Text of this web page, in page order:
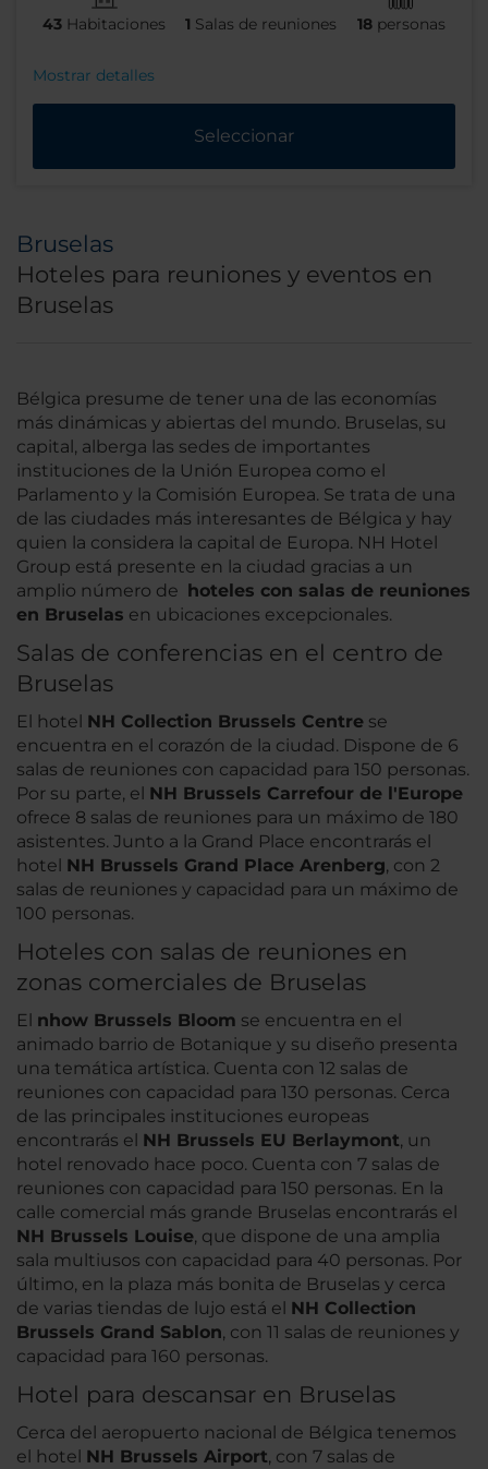
43 Habitaciones 1 Salas de reuniones 18 personas
Mostrar detalles
Seleccionar
Bruselas
Hoteles para reuniones y eventos en
Bruselas
Bélgica presume de tener una de las economías
más dinámicas y abiertas del mundo. Bruselas, su
capital, alberga las sedes de importantes
instituciones de la Unión Europea como el
Parlamento y la Comisión Europea. Se trata de una
de las ciudades más interesantes de Bélgica y hay
quien la considera la capital de Europa. NH Hotel
Group está presente en la ciudad gracias a un
amplio número de hoteles con salas de reuniones
en Bruselas en ubicaciones excepcionales.
Salas de conferencias en el centro de
Bruselas
El hotel NH Collection Brussels Centre se
encuentra en el corazón de la ciudad. Dispone de 6
salas de reuniones con capacidad para 150 personas.
Por su parte, el NH Brussels Carrefour de l'Europe
ofrece 8 salas de reuniones para un máximo de 180
asistentes. Junto a la Grand Place encontrarás el
hotel NH Brussels Grand Place Arenberg, con 2
salas de reuniones y capacidad para un máximo de
100 personas.
Hoteles con salas de reuniones en
zonas comerciales de Bruselas
El nhow Brussels Bloom se encuentra en el
animado barrio de Botanique y su diseño presenta
una temática artística. Cuenta con 12 salas de
reuniones con capacidad para 130 personas. Cerca
de las principales instituciones europeas
encontrarás el NH Brussels EU Berlaymont, un
hotel renovado hace poco. Cuenta con 7 salas de
reuniones con capacidad para 150 personas. En la
calle comercial más grande Bruselas encontrarás el
NH Brussels Louise, que dispone de una amplia
sala multiusos con capacidad para 40 personas. Por
último, en la plaza más bonita de Bruselas y cerca
de varias tiendas de lujo está el NH Collection
Brussels Grand Sablon, con 11 salas de reuniones y
capacidad para 160 personas.
Hotel para descansar en Bruselas
Cerca del aeropuerto nacional de Bélgica tenemos
el hotel NH Brussels Airport, con 7 salas de